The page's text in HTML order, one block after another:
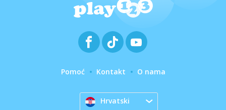
Pomoć Kontakt O nama
Hrvatski